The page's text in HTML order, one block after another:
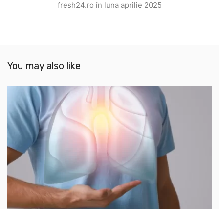
fresh24.ro în luna aprilie 2025
You may also like